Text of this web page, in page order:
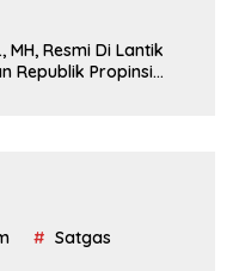
MH, Resmi Di Lantik
Republik Propinsi
Satgas